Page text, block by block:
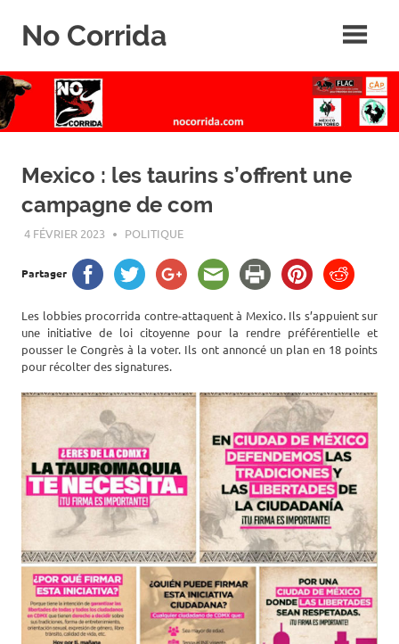
No Corrida
de
la
corrida
Mexico : les taurins s’offrent une
campagne de com
4 FÉVRIER 2023 ROGER LAHANA
POLITIQUE
Partager
Les lobbies procorrida contre-attaquent à Mexico. Ils s’appuient sur
une initiative de loi citoyenne pour la rendre préférentielle et
pousser le Congrès à la voter. Ils ont annoncé un plan en 18 points
pour récolter des signatures.